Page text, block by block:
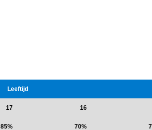
Leeftijd
17 16
85% 70%